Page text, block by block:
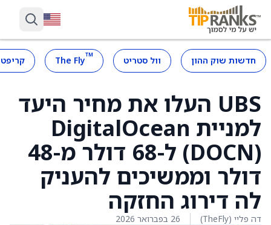
חדשות שוק ההון וול סטריט ™
The Fly
UBS העלו את מחיר היעד
למניית DigitalOcean
(DOCN) ל-68 דולר מ-48
דולר וממשיכים להעניק
לה דירוג החזקה
דה פליי (TheFly) 26 בפברואר 2026